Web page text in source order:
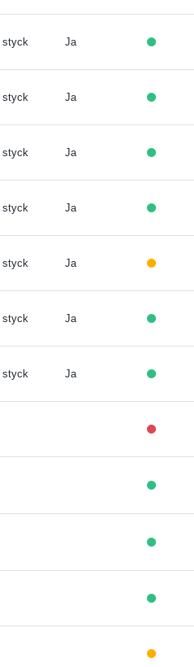
styck Ja
styck Ja
styck Ja
styck Ja
styck Ja
styck Ja
styck Ja